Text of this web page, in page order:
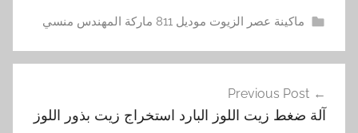
ماكينة عصر الزيوت موديل 811 ماركة المهندس منسي
آ
ة
,
المقالات
Previous Post
آلة ضغط زيت اللوز البارد استخراج زيت بذور اللوز